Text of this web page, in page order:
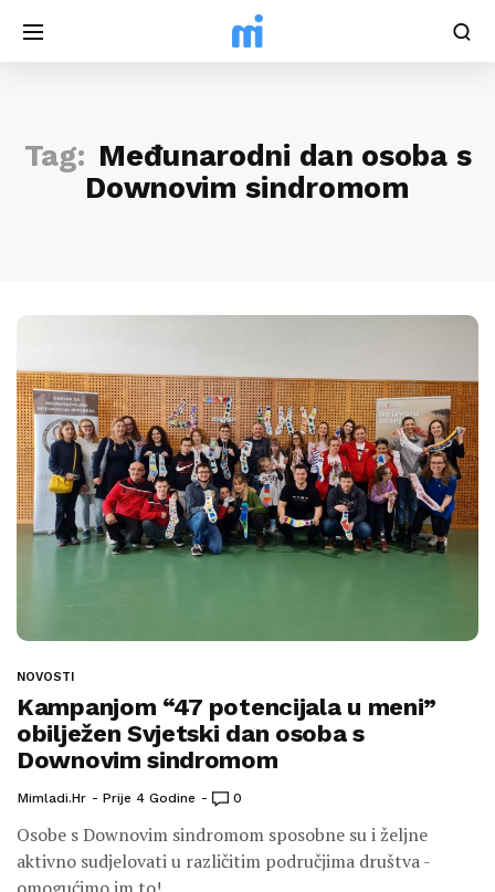
Tag: Međunarodni dan osoba s
Downovim sindromom
NOVOSTI
Kampanjom “47 potencijala u meni”
obilježen Svjetski dan osoba s
Downovim sindromom
Mimladi.hr Prije 4 Godine 0
Osobe s Downovim sindromom sposobne su i željne
aktivno sudjelovati u različitim područjima društva -